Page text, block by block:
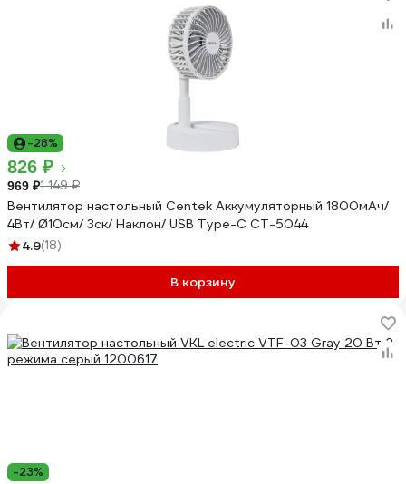
-28%
826 ₽
969 ₽1 149 ₽
Вентилятор настольный Centek Аккумуляторный 1800мАч/
4Вт/ Ø10см/ 3ск/ Наклон/ USB Type-C CT-5044
4.9(18)
В корзину
-23%